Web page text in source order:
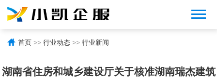
首页 >> 行业动态 >> 行业新闻
湖南省住房和城乡建设厅关于核准湖南瑞杰建筑